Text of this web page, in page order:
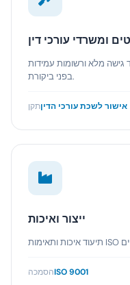
ומשרדי עורכי דין
גישה מלא ורשומות עמידות
בפני ביקורת.
תקןאישור לשכת עורכי הדין
ייצור ואיכות
הסמכהISO 9001